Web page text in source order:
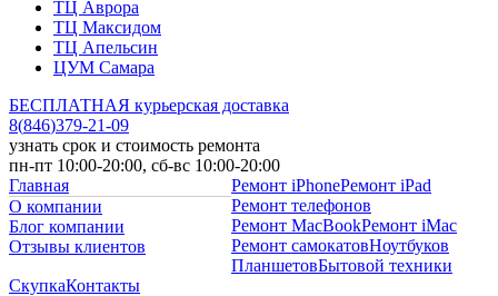
ТЦ Аврора
ТЦ Максидом
ТЦ Апельсин
ЦУМ Самара
БЕСПЛАТНАЯ курьерская доставка
8(846)379-21-09
узнать срок и стоимость ремонта
пн-пт 10:00-20:00, сб-вс 10:00-20:00
Главная
О компании
Блог компании
Отзывы клиентов
Ремонт iPhoneРемонт iPad
Ремонт телефонов
Ремонт MacBookРемонт iMac
Ремонт самокатовНоутбуков
ПланшетовБытовой техники
СкупкаКонтакты